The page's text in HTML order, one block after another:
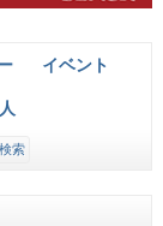
イベント
人